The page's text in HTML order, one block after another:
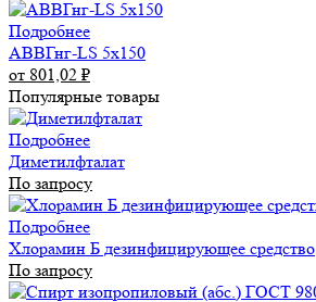
Подробнее
АВВГнг-LS 5х150
от 801,02 ₽
Популярные товары
Подробнее
Диметилфталат
По запросу
Подробнее
Хлорамин Б дезинфицирующее средство
По запросу